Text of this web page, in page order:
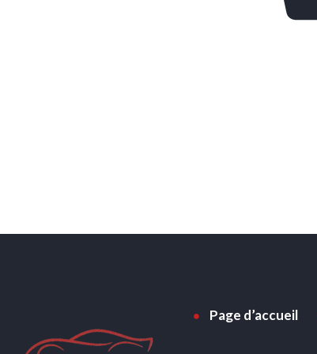
Page d’accueil